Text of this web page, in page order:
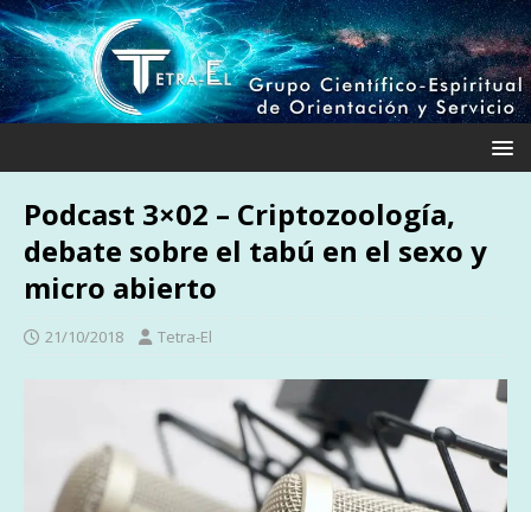
Podcast 3×02 – Criptozoología,
debate sobre el tabú en el sexo y
micro abierto
21/10/2018 Tetra-El